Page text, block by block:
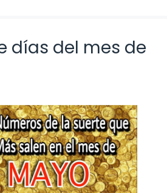
días del mes de